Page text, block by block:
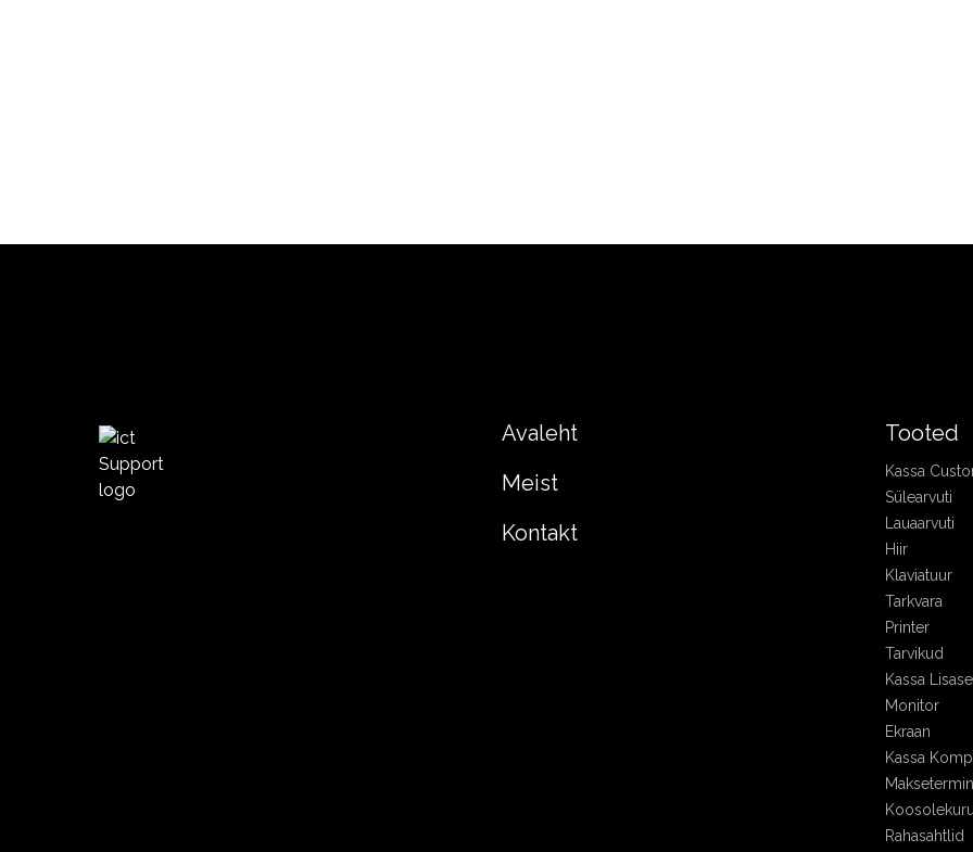
Avaleht
Meist
Kontakt
Tooted
Kassa
Sülearvuti
Lauaarvuti
Hiir
Klaviatuur
Tarkvara
Printer
Tarvikud
Kassa
Monitor
Ekraan
Kassa
Rahasahtlid